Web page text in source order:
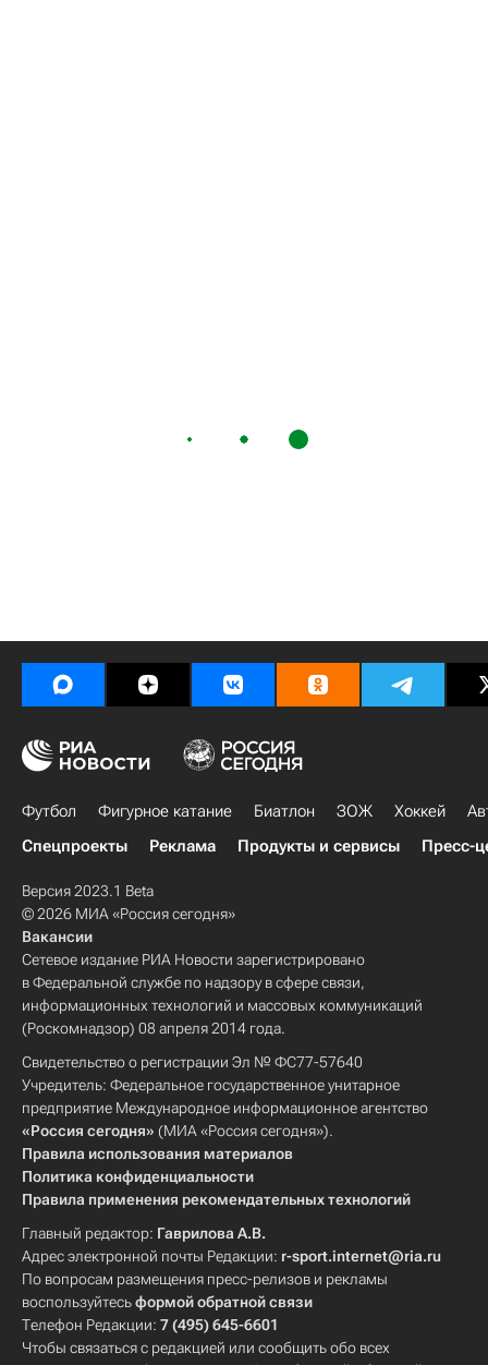
Футбол Фигурное катание Биатлон ЗОЖ Хоккей
Спецпроекты
Реклама Продукты и сервисы Пресс-
Версия 2023.1 Beta
© 2026 МИА «Россия сегодня»
Вакансии
Сетевое издание РИА Новости зарегистрировано
в Федеральной службе по надзору в сфере связи,
информационных технологий и массовых коммуникаций
(Роскомнадзор) 08 апреля 2014 года.
Свидетельство о регистрации Эл № ФС77-57640
Учредитель: Федеральное государственное унитарное
предприятие Международное информационное агентство
«Россия сегодня» (МИА «Россия сегодня»).
Правила использования материалов
Политика конфиденциальности
Правила применения рекомендательных технологий
Главный редактор: Гаврилова А.В.
Адрес электронной почты Редакции: r-sport.internet@ria.ru
По вопросам размещения пресс-релизов и рекламы
воспользуйтесьформой обратной связи
Телефон Редакции: 7 (495) 645-6601
Чтобы связаться с редакцией или сообщить обо всех